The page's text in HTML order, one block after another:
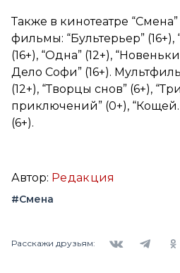
Также в кинотеатре
фильмы: “Бультерьер”
(16+), “Одна” (12+),
Дело Софи” (16+).
(12+), “Творцы снов” (6+),
приключений” (0+), “Кощей.
(6+).
Автор: Редакция
#Смена
Расскажи друзьям: